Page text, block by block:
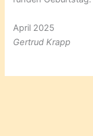
April 2025
Gertrud Krapp